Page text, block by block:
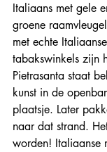
Italiaans met gele
groene
met echte
tabakswinkels zijn
Pietrasanta staat
kunst in de
plaatsje. Later
naar dat strand.
worden! Italiaanse